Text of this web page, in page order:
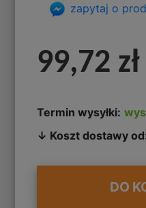
zapytaj o
99,72 zł
Termin wysyłki:
↓ Koszt dostawy
DO